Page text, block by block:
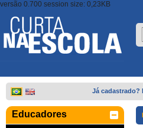
versão 0.700 session size: 0,23KB
Já cadastrado?
Educadores